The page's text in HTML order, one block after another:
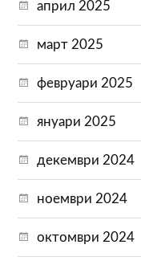
април 2025
март 2025
февруари 2025
януари 2025
декември 2024
ноември 2024
октомври 2024